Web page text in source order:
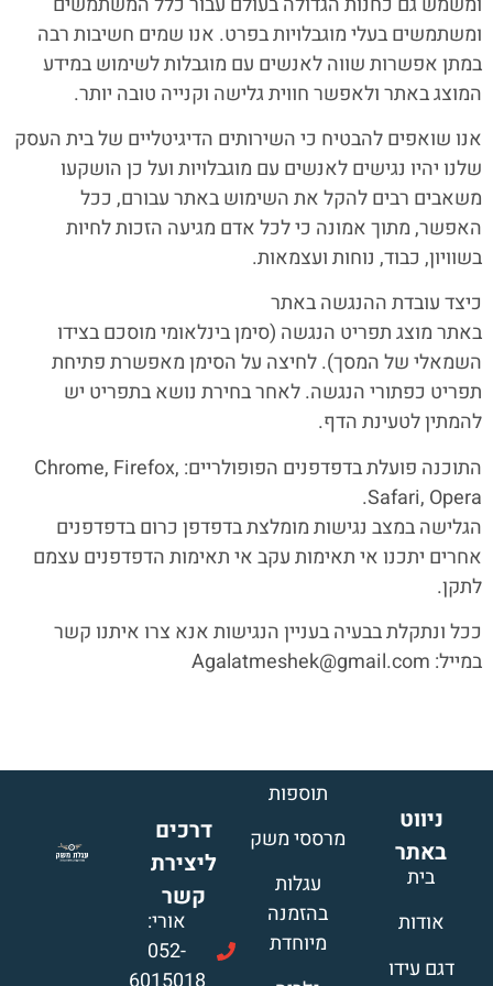
format_underlined הוסף קו תחתון לקישורים
font_download סמן קישורים
לאפס
כל
האפשרויות
cached
ומשתמשים בעלי מוגבלויות בפרט. אנו שמים חשיבות רבה
במתן אפשרות שווה לאנשים עם מוגבלות לשימוש במידע
המוצג באתר ולאפשר חווית גלישה וקנייה טובה יותר.
אנו שואפים להבטיח כי השירותים הדיגיטליים של בית העסק
שלנו יהיו נגישים לאנשים עם מוגבלויות ועל כן הושקעו
משאבים רבים להקל את השימוש באתר עבורם, ככל
האפשר, מתוך אמונה כי לכל אדם מגיעה הזכות לחיות
בשוויון, כבוד, נוחות ועצמאות.
כיצד עובדת ההנגשה באתר
באתר מוצג תפריט הנגשה (סימן בינלאומי מוסכם בצידו
השמאלי של המסך). לחיצה על הסימן מאפשרת פתיחת
תפריט כפתורי הנגשה. לאחר בחירת נושא בתפריט יש
להמתין לטעינת הדף.
התוכנה פועלת בדפדפנים הפופולריים: Chrome, Firefox,
Safari, Opera.
הגלישה במצב נגישות מומלצת בדפדפן כרום בדפדפנים
אחרים יתכנו אי תאימות עקב אי תאימות הדפדפנים עצמם
לתקן.
ככל ונתקלת בבעיה בעניין הנגישות אנא צרו איתנו קשר
במייל: Agalatmeshek@gmail.com
ניווט
באתר
בית
אודות
דגם עידו
תוספות
מרססי משק
עגלות
בהזמנה
מיוחדת
דרכים
ליצירת
קשר
אורי:
052-